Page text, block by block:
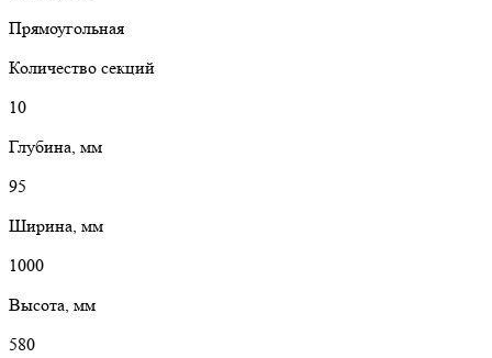
Прямоугольная
Количество секций
10
Глубина, мм
95
Ширина, мм
1000
Высота, мм
580